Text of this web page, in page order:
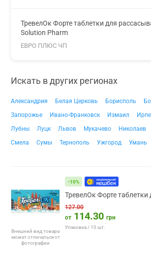
ТревелОк Форте таблетки для
Solution Pharm
ЕВРО ПЛЮС ЧП
Искать в других регионах
Александрия Белая Церковь Борисполь
Запорожье
Ивано-Франковск Измаил
Лубны
Луцк Львов Мукачево Николаев
Смела
Сумы Тернополь Ужгород Умань
Внешний вид товара
может отличаться от
фотографии
-10%
ТревелОк Форте
127.00
от 114.30 грн
Упаковка / 10 шт.